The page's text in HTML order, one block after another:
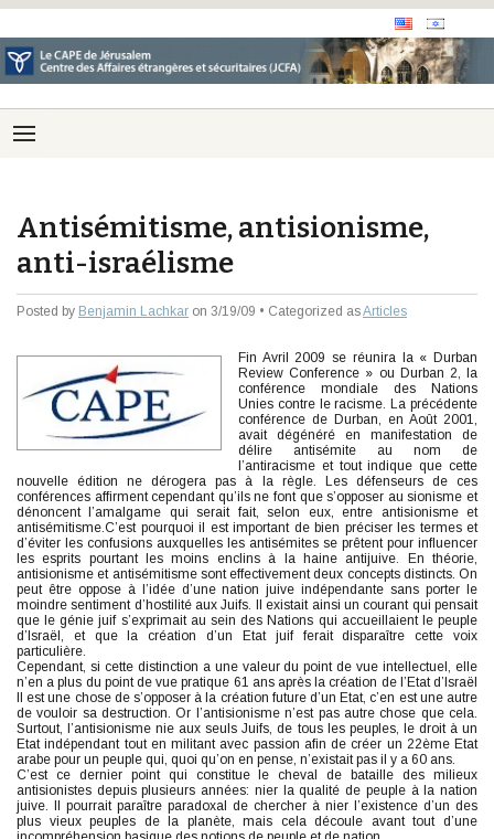
Antisémitisme, antisionisme,
anti-israélisme
Posted by Benjamin Lachkar on 3/19/09 • Categorized asArticles
Fin Avril 2009 se réunira la « Durban
Review Conference » ou Durban 2, la
conférence mondiale des Nations
Unies contre le racisme. La précédente
conférence de Durban, en Août 2001,
avait dégénéré en manifestation de
délire antisémite au nom de
l’antiracisme et tout indique que cette
nouvelle édition ne dérogera pas à la règle. Les défenseurs de ces
conférences affirment cependant qu’ils ne font que s’opposer au sionisme et
dénoncent l’amalgame qui serait fait, selon eux, entre antisionisme et
antisémitisme.C’est pourquoi il est important de bien préciser les termes et
d’éviter les confusions auxquelles les antisémites se prêtent pour influencer
les esprits pourtant les moins enclins à la haine antijuive. En théorie,
antisionisme et antisémitisme sont effectivement deux concepts distincts. On
peut être oppose à l’idée d’une nation juive indépendante sans porter le
moindre sentiment d’hostilité aux Juifs. Il existait ainsi un courant qui pensait
que le génie juif s’exprimait au sein des Nations qui accueillaient le peuple
d’Israël, et que la création d’un Etat juif ferait disparaître cette voix
particulière.
Cependant, si cette distinction a une valeur du point de vue intellectuel, elle
n’en a plus du point de vue pratique 61 ans après la création de l’Etat d’Israël
Il est une chose de s’opposer à la création future d’un Etat, c’en est une autre
de vouloir sa destruction. Or l’antisionisme n’est pas autre chose que cela.
Surtout, l’antisionisme nie aux seuls Juifs, de tous les peuples, le droit à un
Etat indépendant tout en militant avec passion afin de créer un 22ème Etat
arabe pour un peuple qui, quoi qu’on en pense, n’existait pas il y a 60 ans.
C’est ce dernier point qui constitue le cheval de bataille des milieux
antisionistes depuis plusieurs années: nier la qualité de peuple à la nation
juive. Il pourrait paraître paradoxal de chercher à nier l’existence d’un des
plus vieux peuples de la planète, mais cela découle avant tout d’une